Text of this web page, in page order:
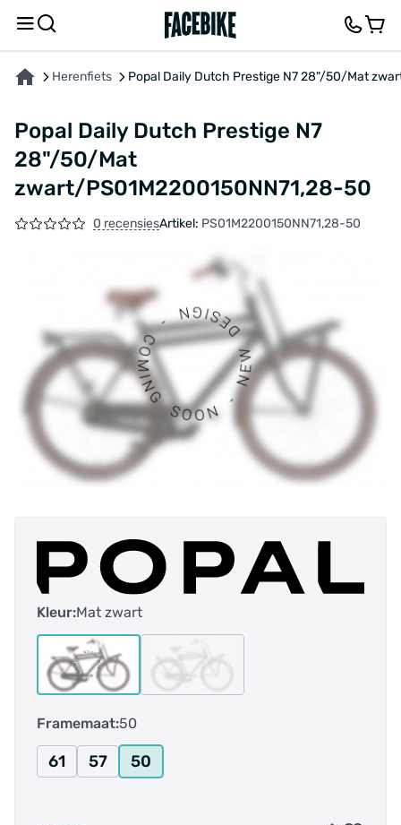
Herenfiets Popal Daily Dutch Prestige N7 28"/50/Mat
Popal Daily Dutch Prestige N7
28"/50/Mat
zwart/PS01M2200150NN71,28-50
0 recensiesArtikel: PS01M2200150NN71,28-50
Kleur:Mat zwart
Framemaat:50
61 57 50
OVER HET PRODUCT KENMERKENFEEDBACK EN VRAGEN